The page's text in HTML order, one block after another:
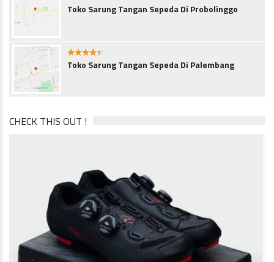
4.1
Toko Sarung Tangan Sepeda Di Probolinggo
4.3
Toko Sarung Tangan Sepeda Di Palembang
CHECK THIS OUT !